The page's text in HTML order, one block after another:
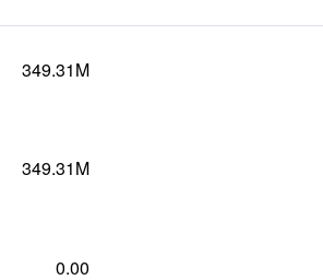
349.31M
349.31M
0.00